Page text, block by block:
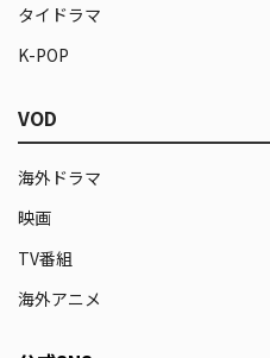
タイドラマ
K-POP
VOD
海外ドラマ
映画
TV番組
海外アニメ